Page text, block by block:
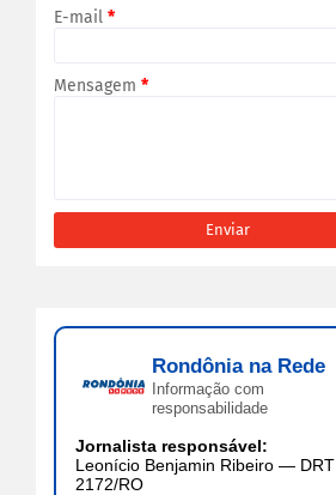
E-mail *
Mensagem *
Rondônia na Rede
Informação com
responsabilidade
Jornalista responsável:
Leonício Benjamin Ribeiro — DRT
2172/RO